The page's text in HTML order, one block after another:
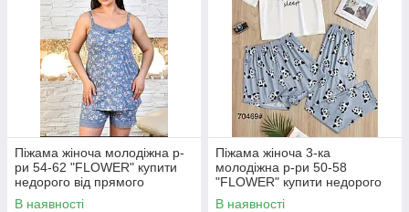
Піжама жіноча молодіжна р-
ри 54-62 "FLOWER" купити
недорого від прямого
постачальника
В наявності
Піжама жіноча 3-ка
молодіжна р-ри 50-58
"FLOWER" купити недорого
від прямого постачальника
В наявності